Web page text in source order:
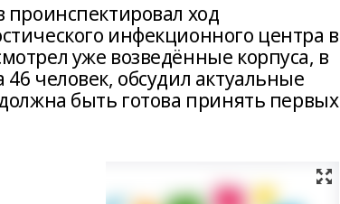
проинспектировал ход
инфекционного центра в
уже возведённые корпуса, в
человек, обсудил актуальные
быть готова принять первых